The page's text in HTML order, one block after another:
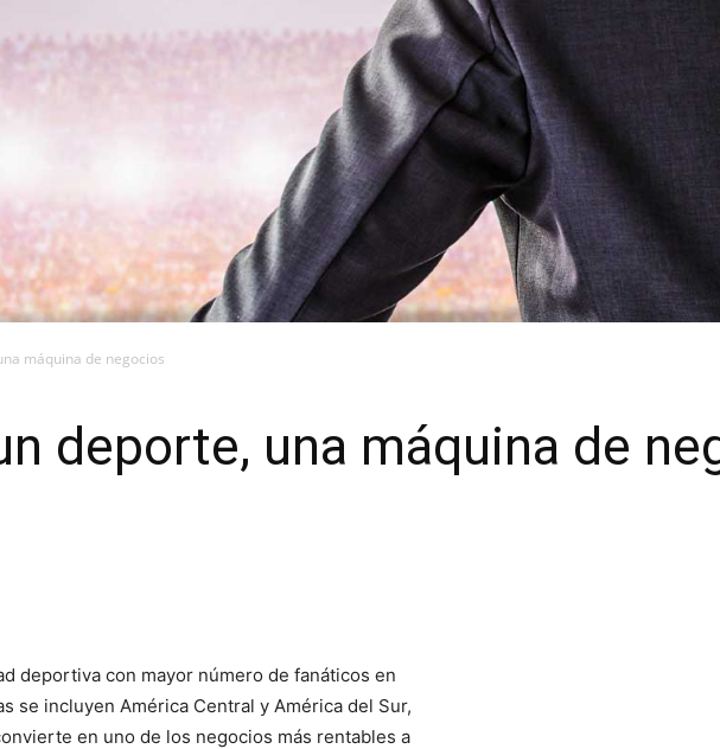
máquina de negocios
deporte, una máquina de
deportiva con mayor número de fanáticos en
se incluyen América Central y América del Sur,
en uno de los negocios más rentables a